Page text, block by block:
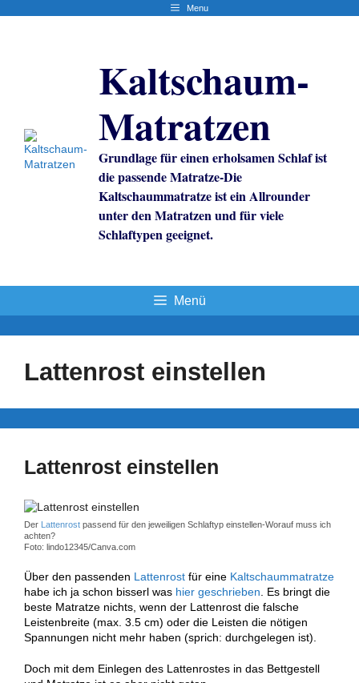
Menu
Kaltschaum-
Matratzen
Grundlage für einen erholsamen Schlaf ist
die passende Matratze-Die
Kaltschaummatratze ist ein Allrounder
unter den Matratzen und für viele
Schlaftypen geeignet.
Menü
Lattenrost einstellen
Lattenrost einstellen
Der Lattenrost passend für den jeweiligen Schlaftyp einstellen-Worauf muss ich
achten?
Foto: lindo12345/Canva.com
Über den passenden Lattenrost für eine Kaltschaummatratze
habe ich ja schon bisserl was hier geschrieben. Es bringt die
beste Matratze nichts, wenn der Lattenrost die falsche
Leistenbreite (max. 3.5 cm) oder die Leisten die nötigen
Spannungen nicht mehr haben (sprich: durchgelegen ist).
Doch mit dem Einlegen des Lattenrostes in das Bettgestell